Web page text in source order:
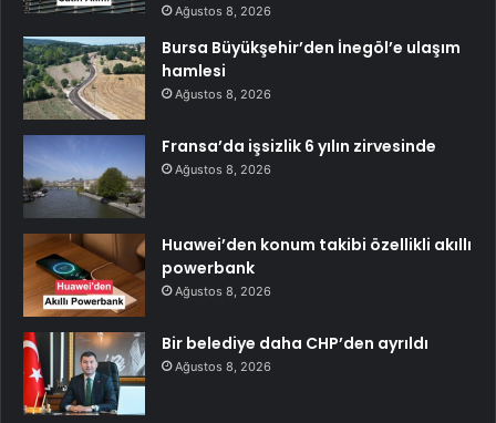
Ağustos 8, 2026
Bursa Büyükşehir’den İnegöl’e ulaşım
hamlesi
Ağustos 8, 2026
Fransa’da işsizlik 6 yılın zirvesinde
Ağustos 8, 2026
Huawei’den konum takibi özellikli akıllı
powerbank
Ağustos 8, 2026
Bir belediye daha CHP’den ayrıldı
Ağustos 8, 2026